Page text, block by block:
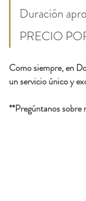
Duración
PRECIO
Como siempre, en
un servicio único y
**Pregúntanos sobre